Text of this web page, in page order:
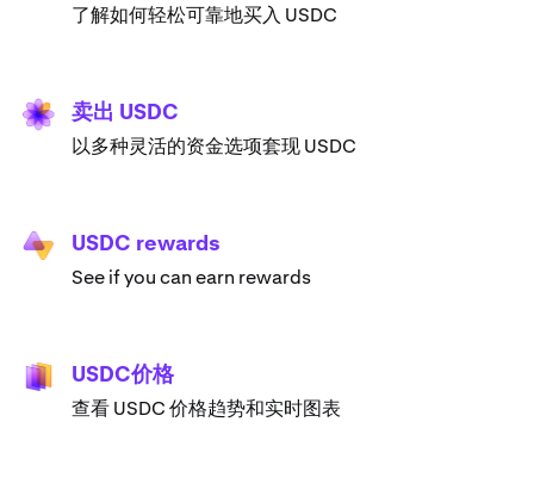
了解如何轻松可靠地买入 USDC
卖出 USDC
以多种灵活的资金选项套现 USDC
USDC rewards
See if you can earn rewards
USDC价格
查看 USDC 价格趋势和实时图表